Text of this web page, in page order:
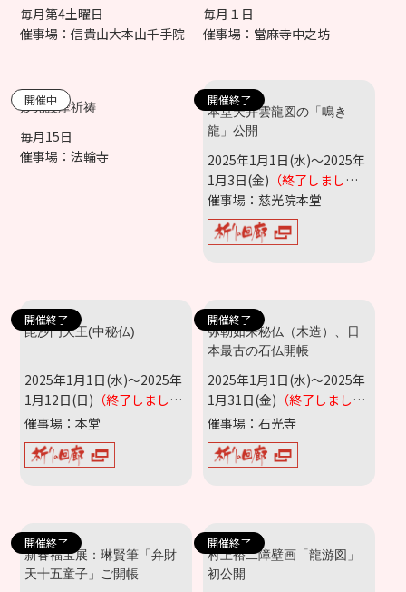
毎月第4土曜日
催事場：信貴山大本山千手院
毎月１日
催事場：當麻寺中之坊
開催中
妙見護摩祈祷
毎月15日
催事場：法輪寺
開催終了
本堂天井雲龍図の「鳴き
龍」公開
2025年1月1日(水)～2025年
1月3日(金) （終了しまし
た）
催事場：慈光院本堂
開催終了
毘沙門天王(中秘仏)
2025年1月1日(水)～2025年
1月12日(日) （終了しまし
た）
催事場：本堂
開催終了
弥勒如来秘仏（木造）、日
本最古の石仏開帳
2025年1月1日(水)～2025年
1月31日(金) （終了しまし
た）
催事場：石光寺
開催終了
新春福宝展：琳賢筆「弁財
天十五童子」ご開帳
開催終了
村上裕二障壁画「龍游図」
初公開